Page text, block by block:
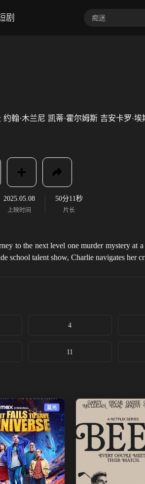
剧
约翰·木兰尼 凯蒂·霍尔姆斯 吉安卡罗·埃
2025.05.08
上映时间
50分11秒
片长
to the next level one murder mystery
school talent show, Charlie navigates her
4
11
蓝光